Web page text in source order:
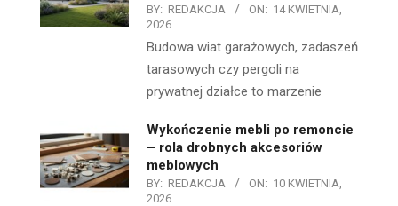
BY: REDAKCJA ON: 14 KWIETNIA,
2026
Budowa wiat garażowych, zadaszeń
tarasowych czy pergoli na
prywatnej działce to marzenie
Wykończenie mebli po remoncie
– rola drobnych akcesoriów
meblowych
BY: REDAKCJA ON: 10 KWIETNIA,
2026